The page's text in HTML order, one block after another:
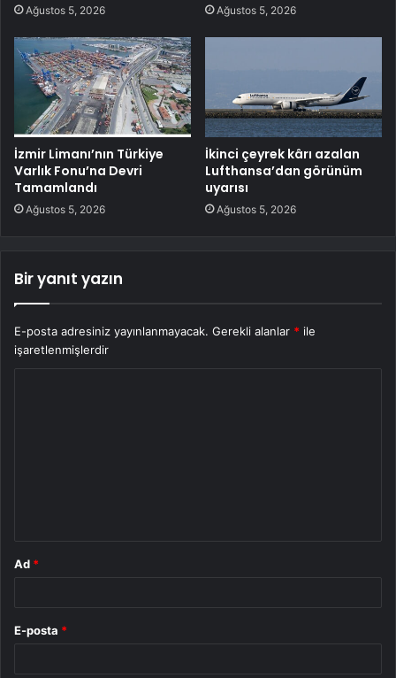
Ağustos 5, 2026 Ağustos 5, 2026
İzmir Limanı’nın Türkiye
Varlık Fonu’na Devri
Tamamlandı
Ağustos 5, 2026
İkinci çeyrek kârı azalan
Lufthansa’dan görünüm
uyarısı
Ağustos 5, 2026
Bir yanıt yazın
E-posta adresiniz yayınlanmayacak. Gerekli alanlar * ile
işaretlenmişlerdir
Ad *
E-posta *